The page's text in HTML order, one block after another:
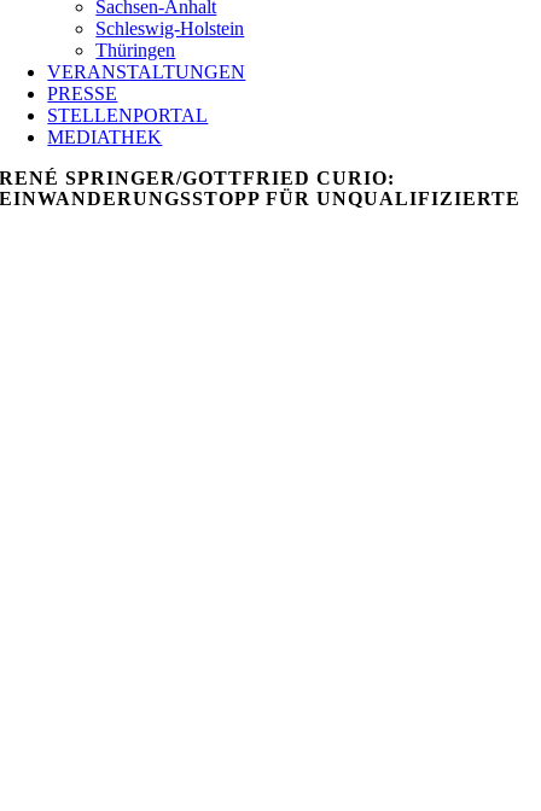
Sachsen-Anhalt
Schleswig-Holstein
Thüringen
VERANSTALTUNGEN
PRESSE
STELLENPORTAL
MEDIATHEK
RENÉ SPRINGER/GOTTFRIED CURIO:
EINWANDERUNGSSTOPP FÜR UNQUALIFIZIERTE